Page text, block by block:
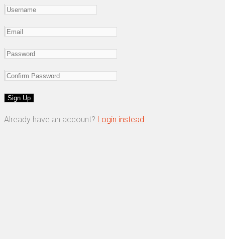
Already have an account? Login instead